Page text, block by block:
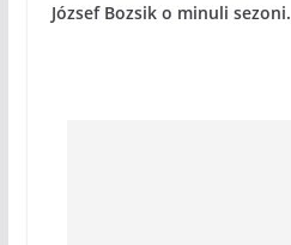
József Bozsik o minuli sezoni.